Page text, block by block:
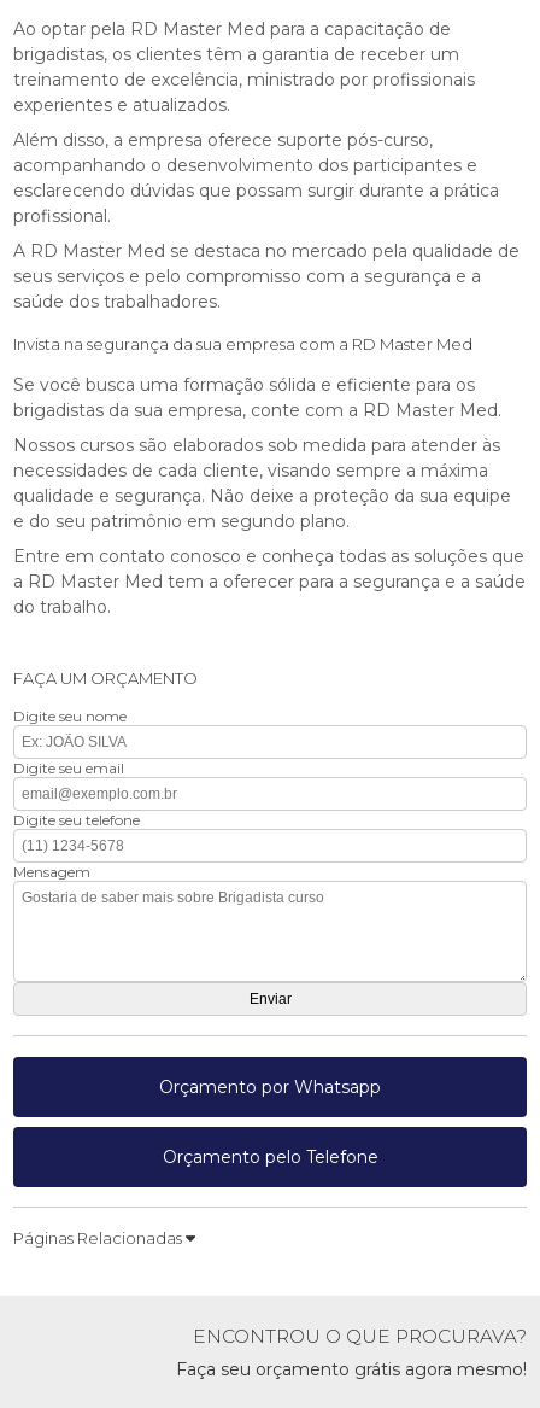
Ao optar pela RD Master Med para a capacitação de
brigadistas, os clientes têm a garantia de receber um
treinamento de excelência, ministrado por profissionais
experientes e atualizados.
Além disso, a empresa oferece suporte pós-curso,
acompanhando o desenvolvimento dos participantes e
esclarecendo dúvidas que possam surgir durante a prática
profissional.
A RD Master Med se destaca no mercado pela qualidade de
seus serviços e pelo compromisso com a segurança e a
saúde dos trabalhadores.
Invista na segurança da sua empresa com a RD Master Med
Se você busca uma formação sólida e eficiente para os
brigadistas da sua empresa, conte com a RD Master Med.
Nossos cursos são elaborados sob medida para atender às
necessidades de cada cliente, visando sempre a máxima
qualidade e segurança. Não deixe a proteção da sua equipe
e do seu patrimônio em segundo plano.
Entre em contato conosco e conheça todas as soluções que
a RD Master Med tem a oferecer para a segurança e a saúde
do trabalho.
FAÇA UM ORÇAMENTO
Digite seu nome
Digite seu email
Digite seu telefone
Mensagem
Orçamento por Whatsapp
Orçamento pelo Telefone
Páginas Relacionadas
ENCONTROU O QUE PROCURAVA?
Faça seu orçamento grátis agora mesmo!